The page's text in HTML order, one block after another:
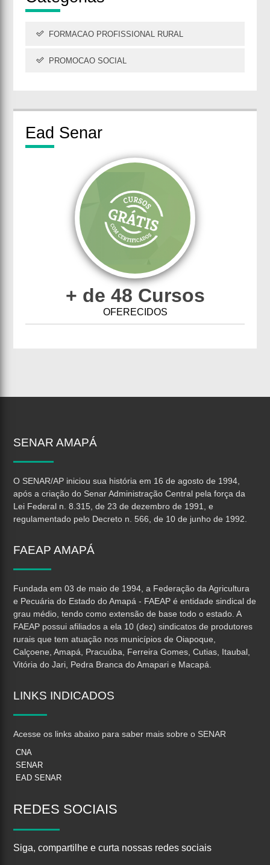
FORMACAO PROFISSIONAL RURAL
PROMOCAO SOCIAL
Ead Senar
+ de 48 Cursos
OFERECIDOS
SENAR AMAPÁ
O SENAR/AP iniciou sua história em 16 de agosto de 1994,
após a criação do Senar Administração Central pela força da
Lei Federal n. 8.315, de 23 de dezembro de 1991, e
regulamentado pelo Decreto n. 566, de 10 de junho de 1992.
FAEAP AMAPÁ
Fundada em 03 de maio de 1994, a Federação da Agricultura
e Pecuária do Estado do Amapá - FAEAP é entidade sindical de
grau médio, tendo como extensão de base todo o estado. A
FAEAP possui afiliados a ela 10 (dez) sindicatos de produtores
rurais que tem atuação nos municípios de Oiapoque,
Calçoene, Amapá, Pracuúba, Ferreira Gomes, Cutias, Itaubal,
Vitória do Jari, Pedra Branca do Amapari e Macapá.
LINKS INDICADOS
Acesse os links abaixo para saber mais sobre o SENAR
CNA
SENAR
EAD SENAR
REDES SOCIAIS
Siga, compartilhe e curta nossas redes sociais